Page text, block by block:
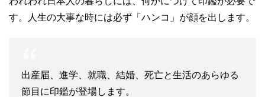
す。人生の大事な時には必ず「ハンコ」が顔を出します。
出産届、進学、就職、結婚、死亡と生活のあらゆる
節目に印鑑が登場します。